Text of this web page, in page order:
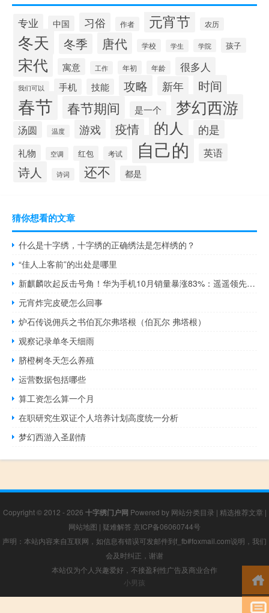
专业 中国 习俗 作者 元宵节 农历
冬天 冬季 唐代 学校 学生 学院 孩子
宋代 寓意 工作 年初 年龄 很多人
我们可以 手机 技能 攻略 新年 时间
春节 春节期间 是一个 梦幻西游
汤圆 温度 游戏 疫情 的人 的是
礼物 空调 红包 考试 自己的 英语
诗人 诗词 还不 都是
猜你想看的文章
什么是十字绣，十字绣的正确绣法是怎样绣的？
“佳人上客前”的出处是哪里
新麒麟吹起反击号角！华为手机10月销量暴涨83%：遥遥领先所有竞品
元宵炸完皮硬怎么回事
炉石传说佣兵之书伯瓦尔弗塔根（伯瓦尔 弗塔根）
观察记录单冬天细雨
脐橙树冬天怎么养殖
运营数据包括哪些
算工资怎么算一个月
在职研究生双证个人培养计划高度统一分析
梦幻西游入圣剧情
Copyright © 2012 - 2026 十字绣门户网 Powered by 网站分类目录 | 精选推荐文章 |
网站地图 | 疑难解答 京ICP备06060744号
声明：本站内容来自互联网，如信息有错误可发邮件到f_fb#foxmail.com说明，我们
会及时纠正，谢谢
本站仅为个人兴趣爱好，不接盈利性广告及商业合作
小男孩